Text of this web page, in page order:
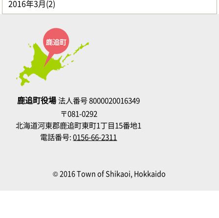
2016年3月(2)
鹿追町役場法人番号 8000020016349
〒081-0292
北海道河東郡鹿追町東町1丁目15番地1
電話番号:0156-66-2311
© 2016 Town of Shikaoi, Hokkaido